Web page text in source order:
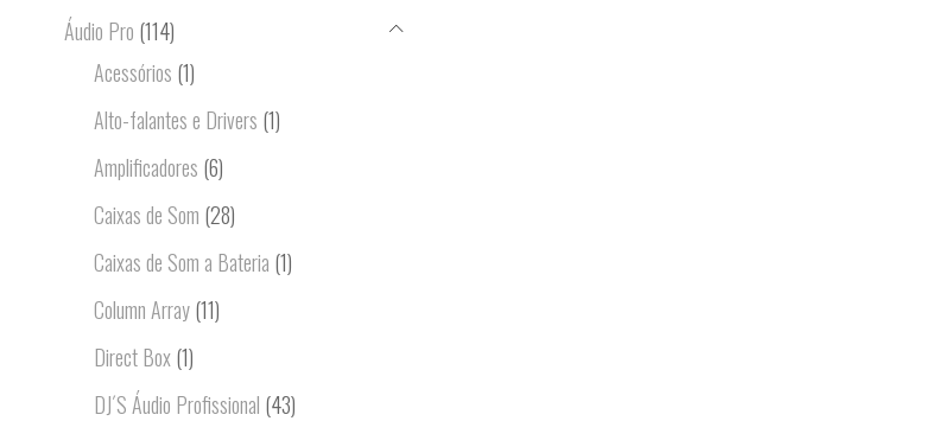
Áudio Pro (114)
Acessórios (1)
Alto-falantes e Drivers (1)
Amplificadores (6)
Caixas de Som (28)
Caixas de Som a Bateria (1)
Column Array(11)
Direct Box(1)
DJ´S Áudio Profissional (43)